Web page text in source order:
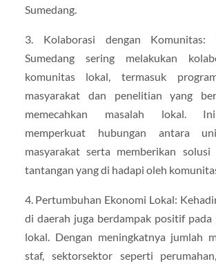
Sumedang.
3. Kolaborasi dengan Komunitas:
Sumedang sering melakukan
komunitas lokal, termasuk
masyarakat dan penelitian yang
memecahkan masalah lokal.
memperkuat hubungan antara
masyarakat serta memberikan
tantangan yang di hadapi oleh
4. Pertumbuhan Ekonomi Lokal:
di daerah juga berdampak positif pada
lokal. Dengan meningkatnya jumlah
staf, sektorsektor seperti